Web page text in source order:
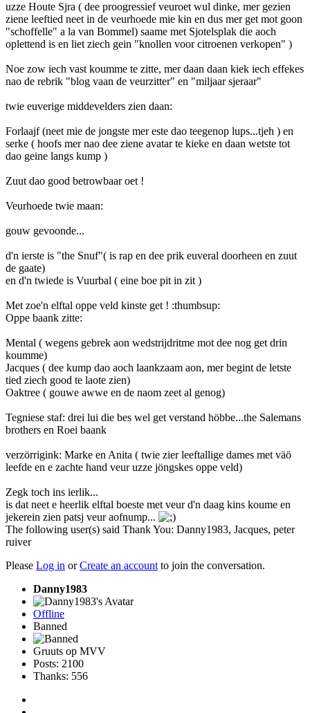
uzze Houte Sjra ( dee proogressief veuroet wul dinke, mer gezien
ziene leeftied neet in de veurhoede mie kin en dus mer get mot goon
"schoffelle" a la van Bommel) saame met Sjotelsplak die aoch
oplettend is en liet ziech gein "knollen voor citroenen verkopen" )
Noe zow iech vast koumme te zitte, mer daan daan kiek iech effekes
nao de rebrik "blog vaan de veurzitter" en "miljaar sjeraar"
twie euverige middevelders zien daan:
Forlaajf (neet mie de jongste mer este dao teegenop lups...tjeh ) en
serke ( hoofs mer nao dee ziene avatar te kieke en daan wetste tot
dao geine langs kump )
Zuut dao good betrowbaar oet !
Veurhoede twie maan:
gouw gevoonde...
d'n ierste is "the Snuf"( is rap en dee prik euveral doorheen en zuut
de gaate)
en d'n twiede is Vuurbal ( eine boe pit in zit )
Met zoe'n elftal oppe veld kinste get ! :thumbsup:
Oppe baank zitte:
Mental ( wegens gebrek aon wedstrijdritme mot dee nog get drin
koumme)
Jacques ( dee kump dao aoch laankzaam aon, mer begint de letste
tied ziech good te laote zien)
Oaktree ( gouwe awwe en de naom zeet al genog)
Tegniese staf: drei lui die bes wel get verstand höbbe...the Salemans
brothers en Roei baank
verzörrigink: Marke en Anita ( twie zier leeftallige dames met väö
leefde en e zachte hand veur uzze jöngskes oppe veld)
Zegk toch ins ierlik...
is dat neet e heerlik elftal boeste met veur d'n daag kins koume en
jekerein zien patsj veur aofnump...
The following user(s) said Thank You: Danny1983, Jacques, peter
ruiver
Please Log in orCreate an account to join the conversation.
Danny1983
Offline
Banned
Gruuts op MVV
Posts: 2100
Thanks: 556